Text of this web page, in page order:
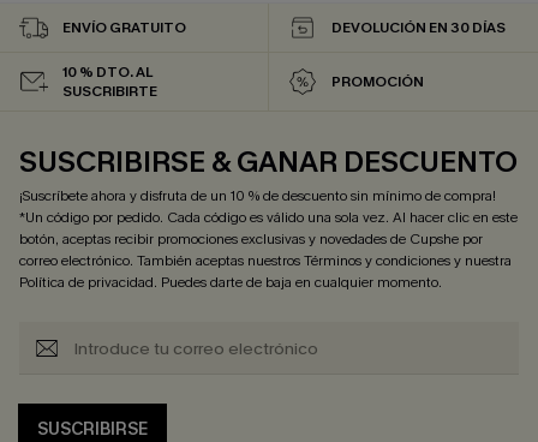
ENVÍO GRATUITO DEVOLUCIÓN EN 30 DÍAS
10 % DTO. AL
SUSCRIBIRTE
PROMOCIÓN
SUSCRIBIRSE & GANAR DESCUENTO
¡Suscríbete ahora y disfruta de un 10 % de descuento sin mínimo de compra!
*Un código por pedido. Cada código es válido una sola vez. Al hacer clic en este
botón, aceptas recibir promociones exclusivas y novedades de Cupshe por
correo electrónico. También aceptas nuestrosTérminos y condicionesy nuestra
Política de privacidad. Puedes darte de baja en cualquier momento.
SUSCRIBIRSE